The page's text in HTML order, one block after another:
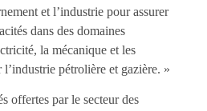
et l’industrie pour assurer
dans des domaines
la mécanique et les
pétrolière et gazière. »
offertes par le secteur des